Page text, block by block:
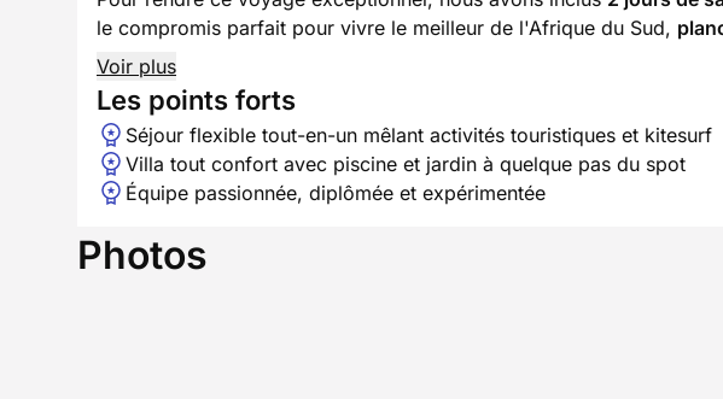
le compromis parfait pour vivre le meilleur de l'Afrique du Sud,
Voir plus
Les points forts
Séjour flexible tout-en-un mêlant activités touristiques et kitesurf
Villa tout confort avec piscine et jardin à quelque pas du spot
Équipe passionnée, diplômée et expérimentée
Photos